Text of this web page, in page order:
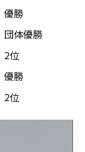
優勝
団体優勝
2位
優勝
2位